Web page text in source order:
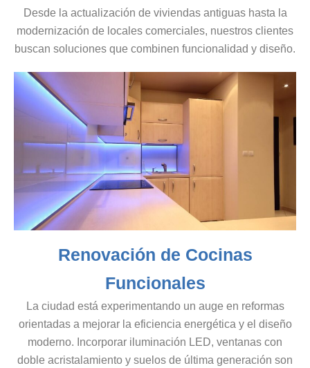
Desde la actualización de viviendas antiguas hasta la
modernización de locales comerciales, nuestros clientes
buscan soluciones que combinen funcionalidad y diseño.
Renovación de Cocinas
Funcionales
La ciudad está experimentando un auge en reformas
orientadas a mejorar la eficiencia energética y el diseño
moderno. Incorporar iluminación LED, ventanas con
doble acristalamiento y suelos de última generación son